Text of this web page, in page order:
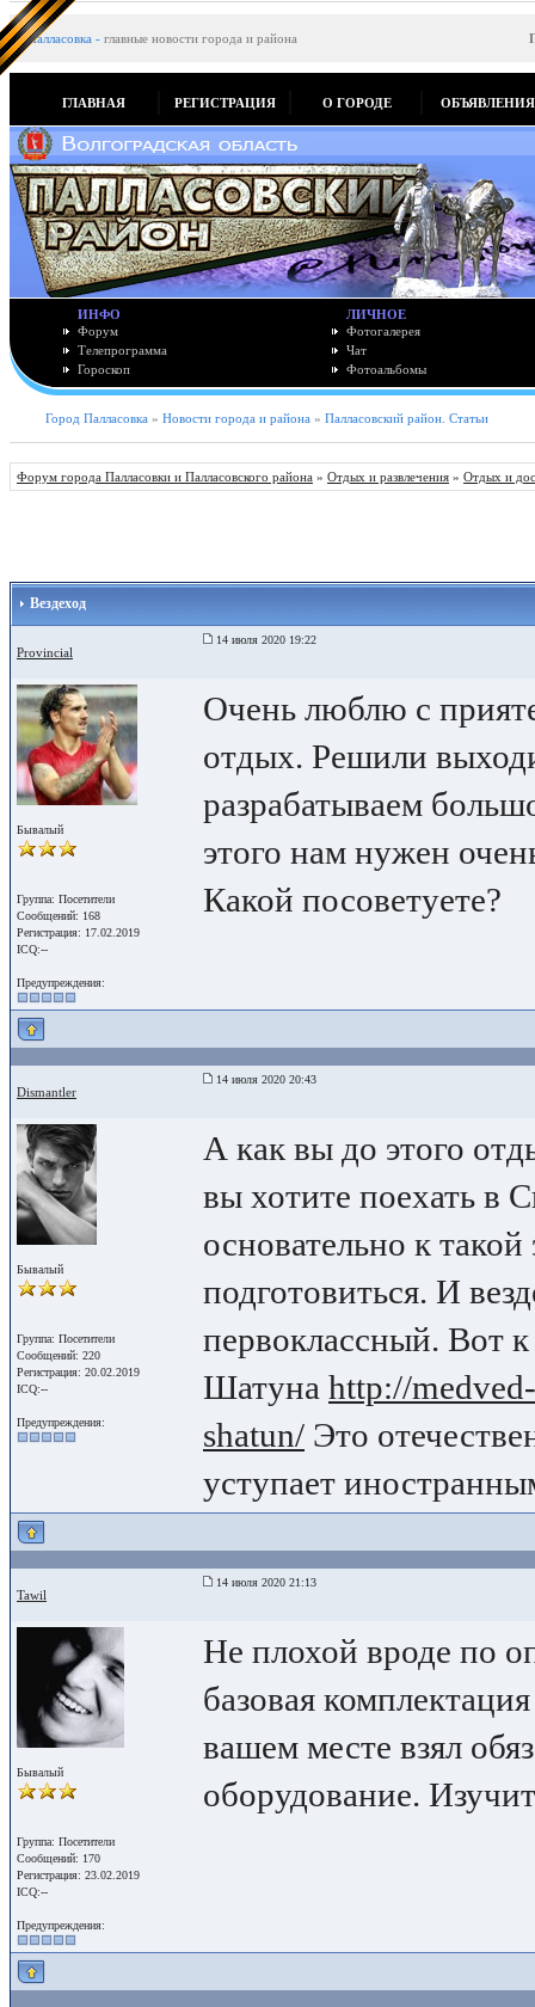
Палласовка - главные новости города и района
ГЛАВНАЯ РЕГИСТРАЦИЯ О ГОРОДЕ ОБЪЯВЛЕНИЯ
ИНФО
Форум
Телепрограмма
Гороскоп
ЛИЧНОЕ
Фотогалерея
Чат
Фотоальбомы
Город Палласовка » Новости города и района » Палласовский район. Статьи
Форум города Палласовки и Палласовского района » Отдых и развлечения » Отдых и
Вездеход
Provincial
14 июля 2020 19:22
Бывалый
Группа: Посетители
Сообщений: 168
Регистрация: 17.02.2019
ICQ:--
Предупреждения:
Очень люблю с
отдых. Решили
разрабатываем
этого нам нужен
Какой посоветуете?
Dismantler
14 июля 2020 20:43
Бывалый
Группа: Посетители
Сообщений: 220
Регистрация: 20.02.2019
ICQ:--
Предупреждения:
А как вы до этого
вы хотите поехать в
основательно к
подготовиться. И
первоклассный. Вот
Шатуна http://
shatun/ Это
уступает
Tawil
14 июля 2020 21:13
Бывалый
Группа: Посетители
Сообщений: 170
Регистрация: 23.02.2019
ICQ:--
Предупреждения:
Не плохой вроде по
базовая
вашем месте взял
оборудование.